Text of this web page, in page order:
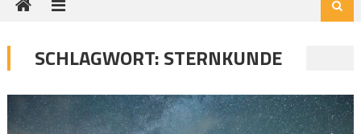
SCHLAGWORT:STERNKUNDE